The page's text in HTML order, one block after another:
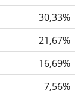
30,33%
21,67%
16,69%
7,56%